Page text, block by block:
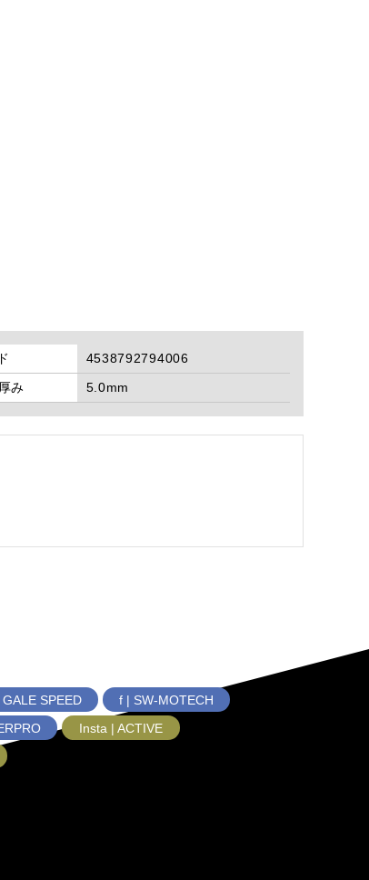
4538792794006
み 5.0mm
SPEED
f | SW-MOTECH
Insta | ACTIVE